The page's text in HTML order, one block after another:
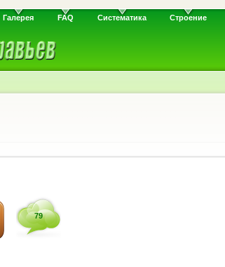
Галерея FAQ Систематика Строение
79